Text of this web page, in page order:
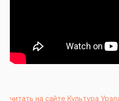
читать на сайте Культура